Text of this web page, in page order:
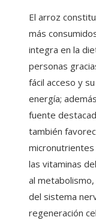
El arroz
más
integra en la
personas
fácil acceso y
energía;
fuente
también
las vitaminas
al
del sistema
regeneración